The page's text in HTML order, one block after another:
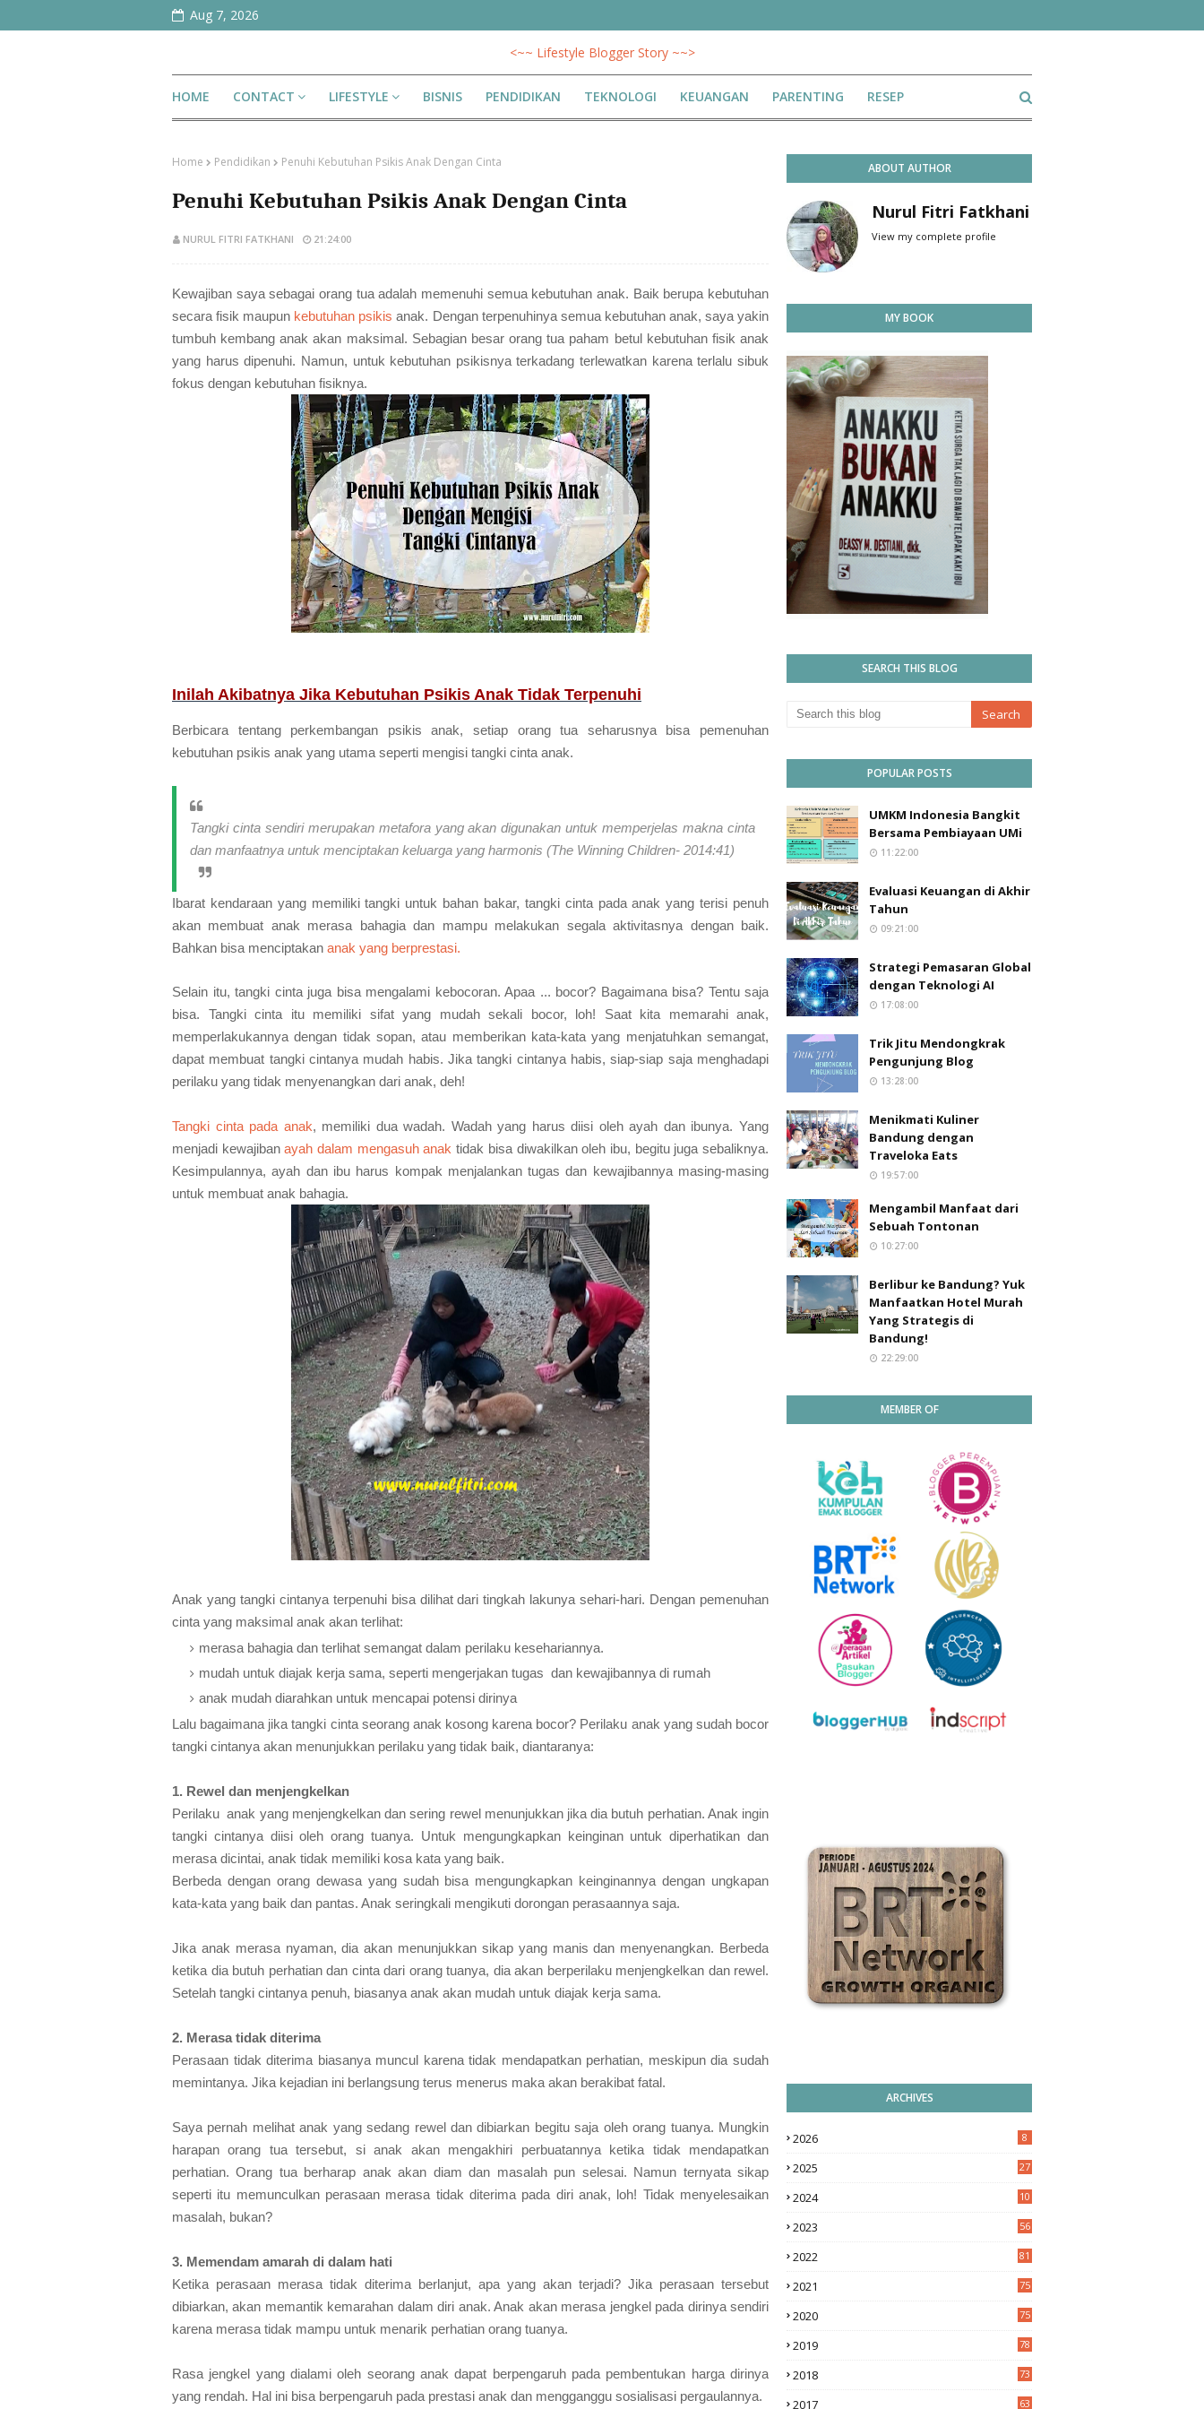
Aug 7, 2026
<~~ Lifestyle Blogger Story ~~>
HOME CONTACT LIFESTYLE BISNIS PENDIDIKAN TEKNOLOGI KEUANGAN PARENTING RESEP
Home Pendidikan Penuhi Kebutuhan Psikis Anak Dengan Cinta
Penuhi Kebutuhan Psikis Anak Dengan Cinta
NURUL FITRI FATKHANI 21:24:00
Kewajiban saya sebagai orang tua adalah memenuhi semua kebutuhan anak. Baik berupa kebutuhan
secara fisik maupun kebutuhan psikis anak. Dengan terpenuhinya semua kebutuhan anak, saya yakin
tumbuh kembang anak akan maksimal. Sebagian besar orang tua paham betul kebutuhan fisik anak
yang harus dipenuhi. Namun, untuk kebutuhan psikisnya terkadang terlewatkan karena terlalu sibuk
fokus dengan kebutuhan fisiknya.
Inilah Akibatnya Jika Kebutuhan Psikis Anak Tidak Terpenuhi
Berbicara tentang perkembangan psikis anak, setiap orang tua seharusnya bisa pemenuhan
kebutuhan psikis anak yang utama seperti mengisi tangki cinta anak.
Tangki cinta sendiri merupakan metafora yang akan digunakan untuk memperjelas makna cinta
dan manfaatnya untuk menciptakan keluarga yang harmonis (The Winning Children- 2014:41)
Ibarat kendaraan yang memiliki tangki untuk bahan bakar, tangki cinta pada anak yang terisi penuh
akan membuat anak merasa bahagia dan mampu melakukan segala aktivitasnya dengan baik.
Bahkan bisa menciptakan anak yang berprestasi.
Selain itu, tangki cinta juga bisa mengalami kebocoran. Apaa ... bocor? Bagaimana bisa? Tentu saja
bisa. Tangki cinta itu memiliki sifat yang mudah sekali bocor, loh! Saat kita memarahi anak,
memperlakukannya dengan tidak sopan, atau memberikan kata-kata yang menjatuhkan semangat,
dapat membuat tangki cintanya mudah habis. Jika tangki cintanya habis, siap-siap saja menghadapi
perilaku yang tidak menyenangkan dari anak, deh!
Tangki cinta pada anak, memiliki dua wadah. Wadah yang harus diisi oleh ayah dan ibunya. Yang
menjadi kewajibanayah dalam mengasuh anak tidak bisa diwakilkan oleh ibu, begitu juga sebaliknya.
Kesimpulannya, ayah dan ibu harus kompak menjalankan tugas dan kewajibannya masing-masing
untuk membuat anak bahagia.
Anak yang tangki cintanya terpenuhi bisa dilihat dari tingkah lakunya sehari-hari. Dengan pemenuhan
cinta yang maksimal anak akan terlihat:
merasa bahagia dan terlihat semangat dalam perilaku kesehariannya.
mudah untuk diajak kerja sama, seperti mengerjakan tugas dan kewajibannya di rumah
anak mudah diarahkan untuk mencapai potensi dirinya
Lalu bagaimana jika tangki cinta seorang anak kosong karena bocor? Perilaku anak yang sudah bocor
tangki cintanya akan menunjukkan perilaku yang tidak baik, diantaranya:
1. Rewel dan menjengkelkan
Perilaku anak yang menjengkelkan dan sering rewel menunjukkan jika dia butuh perhatian. Anak ingin
tangki cintanya diisi oleh orang tuanya. Untuk mengungkapkan keinginan untuk diperhatikan dan
merasa dicintai, anak tidak memiliki kosa kata yang baik.
Berbeda dengan orang dewasa yang sudah bisa mengungkapkan keinginannya dengan ungkapan
kata-kata yang baik dan pantas. Anak seringkali mengikuti dorongan perasaannya saja.
Jika anak merasa nyaman, dia akan menunjukkan sikap yang manis dan menyenangkan. Berbeda
ketika dia butuh perhatian dan cinta dari orang tuanya, dia akan berperilaku menjengkelkan dan rewel.
Setelah tangki cintanya penuh, biasanya anak akan mudah untuk diajak kerja sama.
2. Merasa tidak diterima
Perasaan tidak diterima biasanya muncul karena tidak mendapatkan perhatian, meskipun dia sudah
memintanya. Jika kejadian ini berlangsung terus menerus maka akan berakibat fatal.
Saya pernah melihat anak yang sedang rewel dan dibiarkan begitu saja oleh orang tuanya. Mungkin
harapan orang tua tersebut, si anak akan mengakhiri perbuatannya ketika tidak mendapatkan
perhatian. Orang tua berharap anak akan diam dan masalah pun selesai. Namun ternyata sikap
seperti itu memunculkan perasaan merasa tidak diterima pada diri anak, loh! Tidak menyelesaikan
masalah, bukan?
3. Memendam amarah di dalam hati
Ketika perasaan merasa tidak diterima berlanjut, apa yang akan terjadi? Jika perasaan tersebut
dibiarkan, akan memantik kemarahan dalam diri anak. Anak akan merasa jengkel pada dirinya sendiri
karena merasa tidak mampu untuk menarik perhatian orang tuanya.
Rasa jengkel yang dialami oleh seorang anak dapat berpengaruh pada pembentukan harga dirinya
yang rendah. Hal ini bisa berpengaruh pada prestasi anak dan mengganggu sosialisasi pergaulannya.
ABOUT AUTHOR
Nurul Fitri Fatkhani
View my complete profile
MY BOOK
SEARCH THIS BLOG
POPULAR POSTS
UMKM Indonesia Bangkit
Bersama Pembiayaan UMi
11:22:00
Evaluasi Keuangan di Akhir
Tahun
09:21:00
Strategi Pemasaran Global
dengan Teknologi AI
17:08:00
Trik Jitu Mendongkrak
Pengunjung Blog
13:28:00
Menikmati Kuliner
Bandung dengan
Traveloka Eats
19:57:00
Mengambil Manfaat dari
Sebuah Tontonan
10:27:00
Berlibur ke Bandung? Yuk
Manfaatkan Hotel Murah
Yang Strategis di
Bandung!
22:29:00
MEMBER OF
ARCHIVES
2026 8
2025 27
2024
10
2023 56
2022 81
2021 75
2020 75
2019 78
2018 73
2017 63